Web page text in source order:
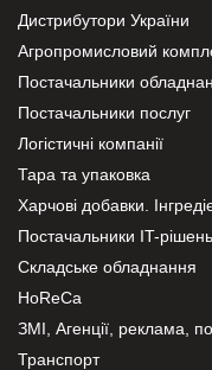
Дистрибутори України
Агропромисловий
Постачальники
Постачальники послуг
Логістичні компанії
Тара та упаковка
Харчові добавки.
Постачальники IT-рішень
Складське обладнання
HoReCa
ЗМІ, Агенції, реклама,
Транспорт